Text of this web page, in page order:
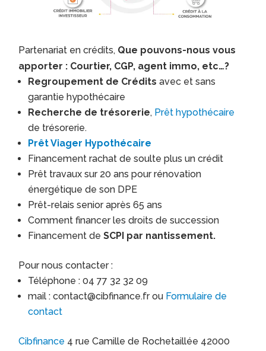
Partenariat en crédits, Que pouvons-nous vous
apporter : Courtier, CGP, agent immo, etc…?
Regroupement de Créditsavec et sans
garantie hypothécaire
Recherche de trésorerie, Prêt hypothécaire
de trésorerie.
Prêt Viager Hypothécaire
Financement rachat de soulte plus un crédit
Prêt travaux sur 20 ans pour rénovation
énergétique de son DPE
Prêt-relais senior après 65 ans
Comment financer les droits de succession
Financement deSCPI par nantissement.
Pour nous contacter :
Téléphone : 04 77 32 32 09
mail : contact@cibfinance.fr ou Formulaire de
contact
Cibfinance 4 rue Camille de Rochetaillée 42000